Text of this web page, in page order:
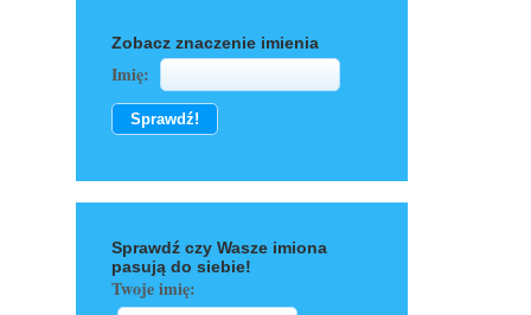
Zobacz znaczenie imienia
Imię:
Sprawdź czy Wasze imiona
pasują do siebie!
Twoje imię: